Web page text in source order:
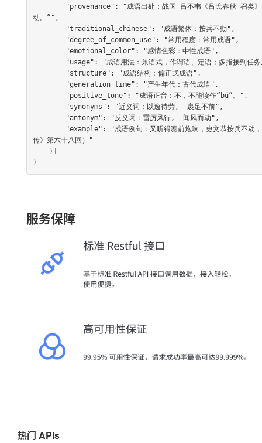
动。”",
传》第六十八回）"
}
服务保障
热门 APIs